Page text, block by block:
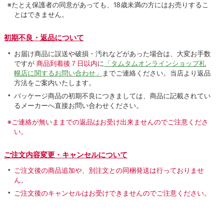
※たとえ保護者の同意があっても、18歳未満の方にはお売りするこ
とはできません。
初期不良・返品について
お届け商品に誤送や破損・汚れなどがあった場合は、大変お手数
ですが 商品到着後７日以内に 「タムタムオンラインショップ札
幌店に関するお問い合わせ」
までご連絡ください。当店より返品
方法をご案内いたします。
パッケージ商品の初期不良につきましては、商品に記載されてい
るメーカーへ直接お問い合わせください。
※ご連絡が無いままでの返品はお受け出来ませんのでご注意くださ
い。
ご注文内容変更・キャンセルについて
ご注文後の商品追加や、別注文との同梱発送は行っておりませ
ん。
ご注文後のキャンセルはお受けできませんのでご注意ください。